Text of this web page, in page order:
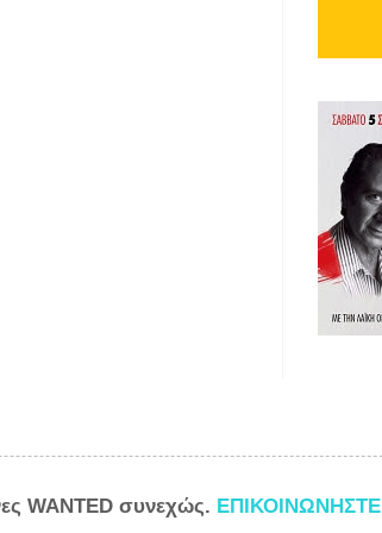
WANTED συνεχώς. ΕΠΙΚΟΙΝΩΝΗΣΤΕ